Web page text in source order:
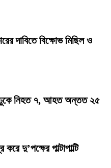
দাবিতে বিক্ষোভ মিছিল ও
ঢুকে নিহত ৭, আহত অন্তত ২৫
দু’পক্ষের পাল্টাপাল্টি